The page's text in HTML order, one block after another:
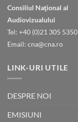
Consiliul Naţional al
Audiovizualului
Tel: +40 (0)21 305 5350
Email: cna@cna.ro
LINK-URI UTILE
DESPRE NOI
EMISIUNI